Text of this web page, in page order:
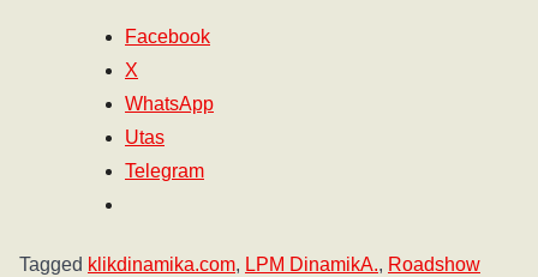
Facebook
X
WhatsApp
Utas
Telegram
Tagged klikdinamika.com, LPM DinamikA., Roadshow